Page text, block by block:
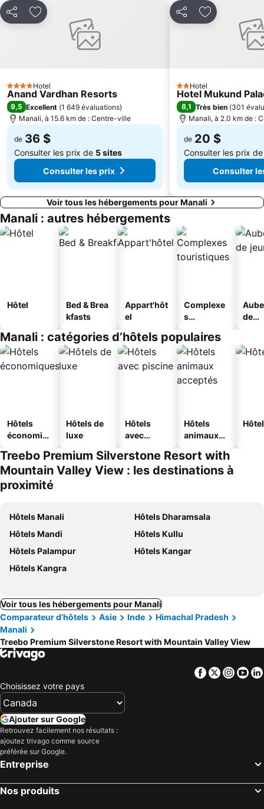
PartagerAjouter à mes favoris
4 ÉtoilesHotel
Anand Vardhan Resorts
9,5 Excellent (1 649 évaluations)
Manali, à 15.6 km de : Centre-ville
de 36 $
Consulter les prix de 5 sites
Consulter les prix
PartagerAjouter à
2 Étoiles
Hotel
Hotel Mukund
8,1 Très bien (301
Manali, à 2.0 km de :
de 20 $
Consulter les prix
Consulter
Voir tous les hébergements pour Manali
Manali : autres hébergements
Hôtel
Bed & Brea
kfasts
Appart'hôt
el
Complexe
s
s
de
Manali : catégories d’hôtels populaires
Hôtels
économiq
Hôtels de
luxe
Hôtels
avec
Hôtels
animaux
Treebo Premium Silverstone Resort with
Mountain Valley View : les destinations à
proximité
Hôtels Manali
Hôtels Dharamsala
Hôtels Mandi
Hôtels Kullu
Hôtels Palampur
Hôtels Kangar
Hôtels Kangra
Voir tous les hébergements pour Manali
Comparateur d’hôtels
Asie Inde
Himachal Pradesh
Manali
Treebo Premium Silverstone Resort with Mountain Valley View
Facebook
Twitter
Choisissez votre pays
Ajouter sur Google
Retrouvez facilement nos résultats :
ajoutez trivago comme source
préférée sur Google.
Entreprise
Nos produits